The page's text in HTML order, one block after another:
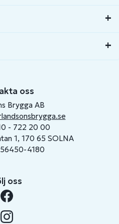
oss
Brygga AB
- 722 20 00
1, 170 65 SOLNA
4180
oss